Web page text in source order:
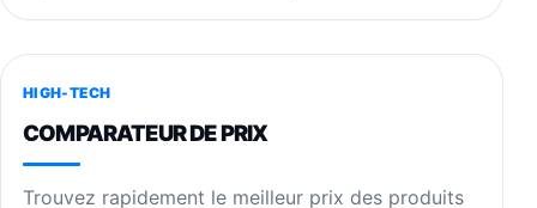
HIGH-TECH
COMPARATEUR DE PRIX
Trouvez rapidement le meilleur prix des produits